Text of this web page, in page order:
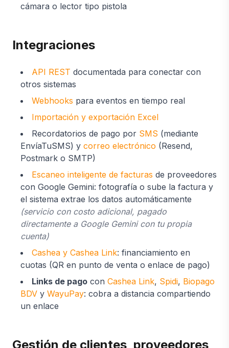
cámara o lector tipo pistola
Integraciones
API REST documentada para conectar con
otros sistemas
Webhooks para eventos en tiempo real
Importación y exportación Excel
Recordatorios de pago por SMS (mediante
EnvíaTuSMS) y correo electrónico (Resend,
Postmark o SMTP)
Escaneo inteligente de facturas de proveedores
con Google Gemini: fotografía o sube la factura y
el sistema extrae los datos automáticamente
(servicio con costo adicional, pagado
directamente a Google Gemini con tu propia
cuenta)
Cashea y Cashea Link: financiamiento en
cuotas (QR en punto de venta o enlace de pago)
Links de pago con Cashea Link, Spidi, Biopago
BDV y WayuPay: cobra a distancia compartiendo
un enlace
Gestión de clientes, proveedores